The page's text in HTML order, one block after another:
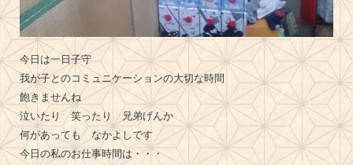
今日は一日子守
我が子とのコミュニケーションの大切な時間
飽きませんね
泣いたり 笑ったり 兄弟げんか
何があっても なかよしです
今日の私のお仕事時間は・・・